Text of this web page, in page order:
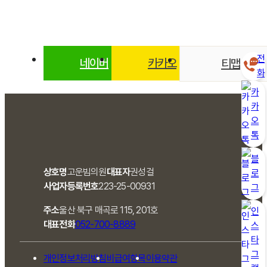
전
화
카
카
오
톡
블
로
그
인
스
타
그
네이버 카카오 티맵
상호명고운빔의원대표자권성걸
사업자등록번호223-25-00931
주소울산 북구 매곡로 115, 201호
대표전화052-700-8889
개인정보처리방침비급여항목이용약관